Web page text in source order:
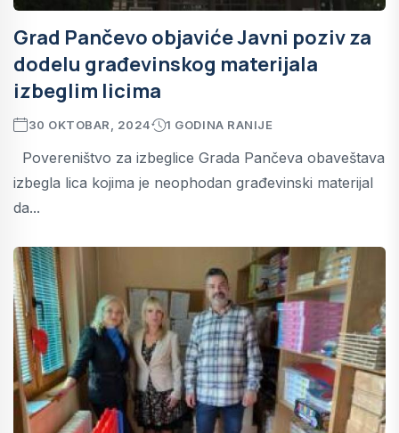
Grad Pančevo objaviće Javni poziv za
dodelu građevinskog materijala
izbeglim licima
30 OKTOBAR, 2024 1 GODINA RANIJE
Povereništvo za izbeglice Grada Pančeva obaveštava
izbegla lica kojima je neophodan građevinski materijal
da...